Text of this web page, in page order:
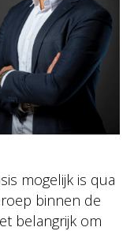
mogelijk is qua
binnen de
belangrijk om